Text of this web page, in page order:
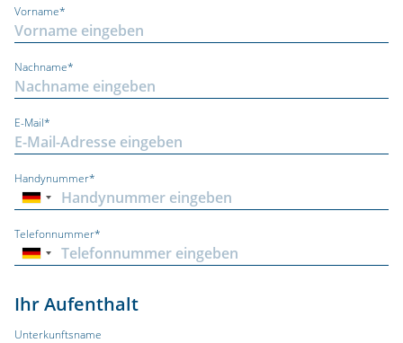
Vorname*
Nachname*
E-Mail*
Handynummer*
Telefonnummer*
Ihr Aufenthalt
Unterkunftsname